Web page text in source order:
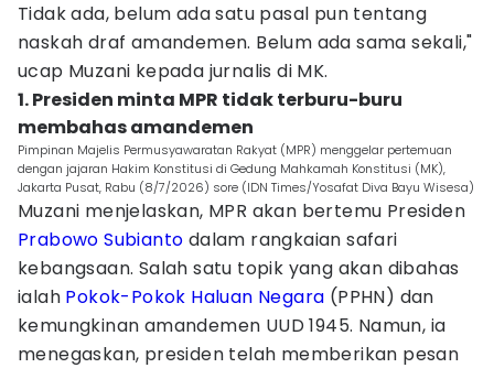
Tidak ada, belum ada satu pasal pun tentang
naskah draf amandemen. Belum ada sama sekali,"
ucap Muzani kepada jurnalis di MK.
1. Presiden minta MPR tidak terburu-buru
membahas amandemen
Pimpinan Majelis Permusyawaratan Rakyat (MPR) menggelar pertemuan
dengan jajaran Hakim Konstitusi di Gedung Mahkamah Konstitusi (MK),
Jakarta Pusat, Rabu (8/7/2026) sore (IDN Times/Yosafat Diva Bayu Wisesa)
Muzani menjelaskan, MPR akan bertemu Presiden
Prabowo Subianto dalam rangkaian safari
kebangsaan. Salah satu topik yang akan dibahas
ialah Pokok-Pokok Haluan Negara (PPHN) dan
kemungkinan amandemen UUD 1945. Namun, ia
menegaskan, presiden telah memberikan pesan